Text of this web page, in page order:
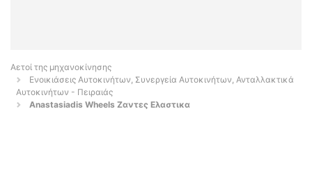
Αετοί της μηχανοκίνησης
Ενοικιάσεις Αυτοκινήτων, Συνεργεία Αυτοκινήτων, Ανταλλακτικά
Αυτοκινήτων - Πειραιάς
Anastasiadis Wheels Ζαντες Ελαστικα